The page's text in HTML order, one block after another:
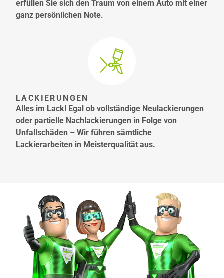
erfüllen Sie sich den Traum von einem Auto mit einer
ganz persönlichen Note.
LACKIERUNGEN
Alles im Lack! Egal ob vollständige Neulackierungen
oder partielle Nachlackierungen in Folge von
Unfallschäden – Wir führen sämtliche
Lackierarbeiten in Meisterqualität aus.